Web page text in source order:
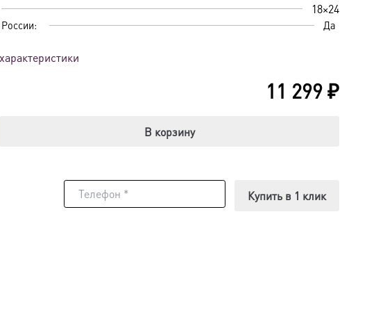
18×24
Да
11 299₽
В корзину
Купить в 1 клик